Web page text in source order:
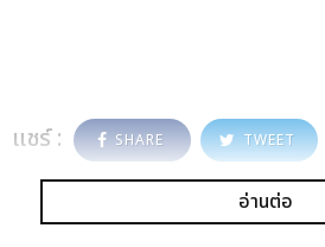
แชร์ : SHARE TWEET
อ่านต่อ